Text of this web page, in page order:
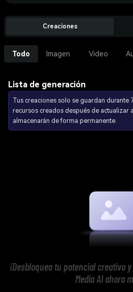
Creaciones
Todo Imagen Video
Lista de generación
Tus creaciones solo se guardan durante
recursos creados después de actualizar
almacenarán de forma permanente.
¡Desbloquea tu potencial creativo
Media AI ahora